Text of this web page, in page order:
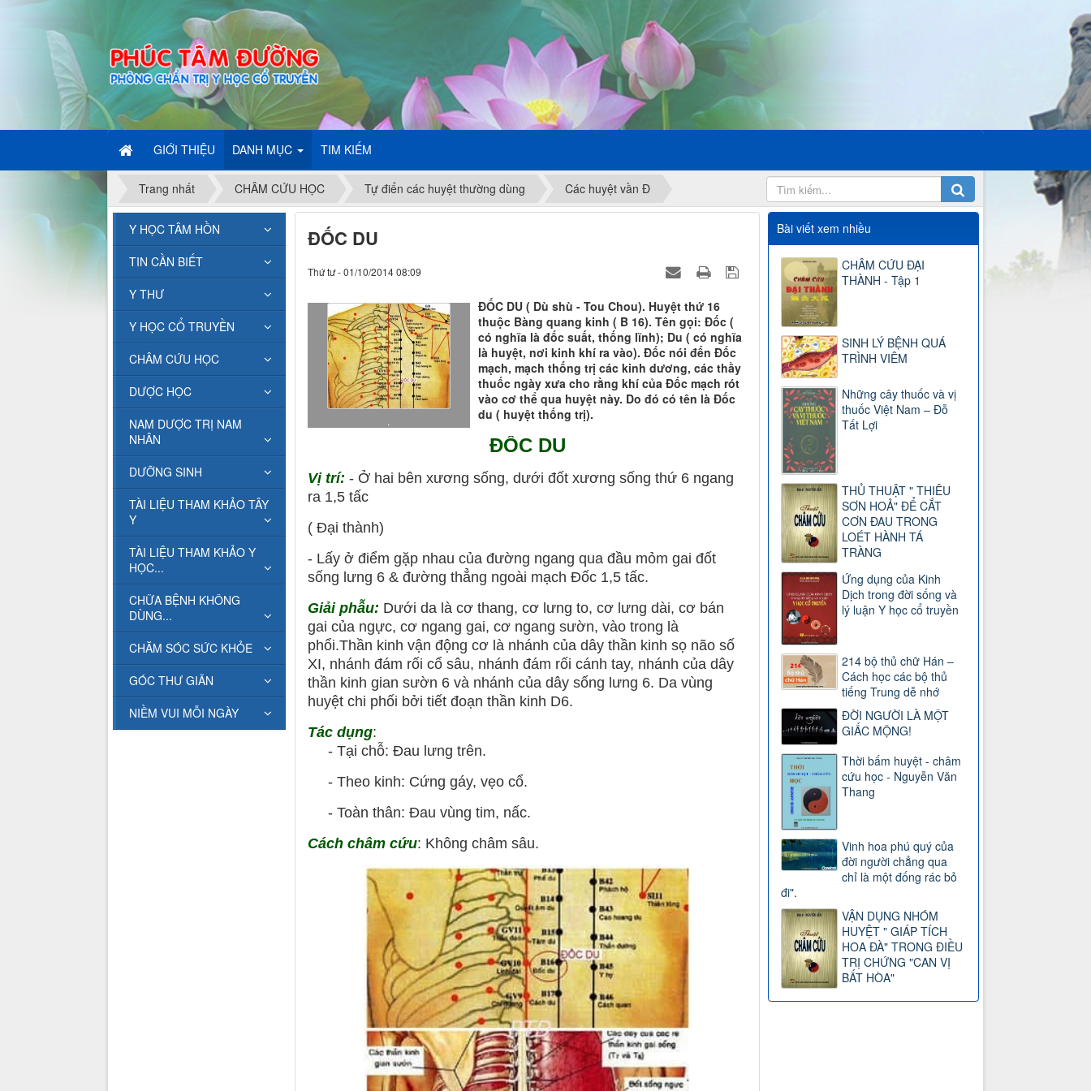
GIỚI THIỆU DANH MỤC TIM KIẾM
Trang nhất CHÂM CỨU HỌC Tự điển các huyệt thường dùng Các huyệt vần Đ
ĐỐC DU
Thứ tư - 01/10/2014 08:09
.
ĐỐC DU ( Dù shù - Tou Chou). Huyệt thứ 16
thuộc Bàng quang kinh ( B 16). Tên gọi: Đốc (
có nghĩa là đốc suất, thống lĩnh); Du ( có nghĩa
là huyệt, nơi kinh khí ra vào). Đốc nói đến Đốc
mạch, mạch thống trị các kinh dương, các thầy
thuốc ngày xưa cho rằng khí của Đốc mạch rót
vào cơ thể qua huyệt này. Do đó có tên là Đốc
du ( huyệt thống trị).
ĐỐC DU
Vị trí: - Ở hai bên xương sống, dưới đốt xương sống thứ 6 ngang
ra 1,5 tấc
( Đại thành)
- Lấy ở điểm gặp nhau của đường ngang qua đầu mỏm gai đốt
sống lưng 6 & đường thẳng ngoài mạch Đốc 1,5 tấc.
Giải phẫu: Dưới da là cơ thang, cơ lưng to, cơ lưng dài, cơ bán
gai của ngực, cơ ngang gai, cơ ngang sườn, vào trong là
phổi.Thần kinh vận động cơ là nhánh của dây thần kinh sọ não số
XI, nhánh đám rối cổ sâu, nhánh đám rối cánh tay, nhánh của dây
thần kinh gian sườn 6 và nhánh của dây sống lưng 6. Da vùng
huyệt chi phối bởi tiết đoạn thần kinh D6.
Tác dụng:
- Tại chỗ: Đau lưng trên.
- Theo kinh: Cứng gáy, vẹo cổ.
- Toàn thân: Đau vùng tim, nấc.
Cách châm cứu: Không châm sâu.
Bài viết xem nhiều
CHÂM CỨU ĐẠI
THÀNH - Tập 1
SINH LÝ BỆNH QUÁ
TRÌNH VIÊM
Những cây thuốc và vị
thuốc Việt Nam – Đỗ
Tất Lợi
THỦ THUẬT " THIÊU
SƠN HOẢ" ĐỂ CẮT
CƠN ĐAU TRONG
LOÉT HÀNH TÁ
TRÀNG
Ứng dụng của Kinh
Dịch trong đời sống và
lý luận Y học cổ truyền
214 bộ thủ chữ Hán –
Cách học các bộ thủ
tiếng Trung dễ nhớ
ĐỜI NGƯỜI LÀ MỘT
GIẤC MỘNG!
Thời bấm huyệt - châm
cứu học - Nguyễn Văn
Thang
Vinh hoa phú quý của
đời người chẳng qua
chỉ là một đống rác bỏ
đi".
VẬN DỤNG NHÓM
HUYỆT " GIÁP TÍCH
HOA ĐÀ" TRONG ĐIỀU
TRỊ CHỨNG "CAN VỊ
BẤT HÒA"
Y HỌC TÂM HỒN
TIN CẦN BIẾT
Y THƯ
Y HỌC CỔ TRUYỀN
CHÂM CỨU HỌC
DƯỢC HỌC
NAM DƯỢC TRỊ NAM
NHÂN
DƯỠNG SINH
TÀI LIỆU THAM KHẢO TÂY
Y
TÀI LIỆU THAM KHẢO Y
HỌC...
CHỮA BỆNH KHÔNG
DÙNG...
CHĂM SÓC SỨC KHỎE
GÓC THƯ GIÃN
NIỀM VUI MỖI NGÀY